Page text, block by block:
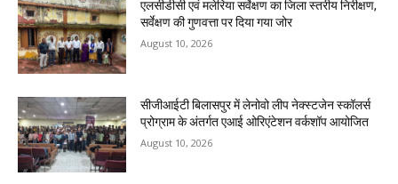
एलसीडीसी एवं मलेरिया सर्वेक्षण का जिला स्तरीय निरीक्षण,
सर्वेक्षण की गुणवत्ता पर दिया गया जोर
August 10, 2026
सीजीआईटी बिलासपुर में लेनोवो लीप नेक्स्टजेन स्कॉलर्स
प्रोग्राम के अंतर्गत एआई ओरिएंटेशन वर्कशॉप आयोजित
August 10, 2026